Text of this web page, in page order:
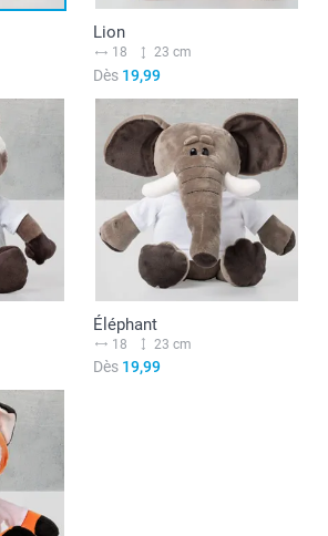
Lion
18 23 cm
Dès19,99
Éléphant
18 23 cm
Dès19,99